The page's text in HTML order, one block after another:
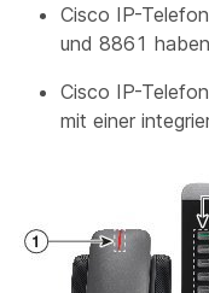
Cisco IP-
und 8861
Cisco IP-
mit einer